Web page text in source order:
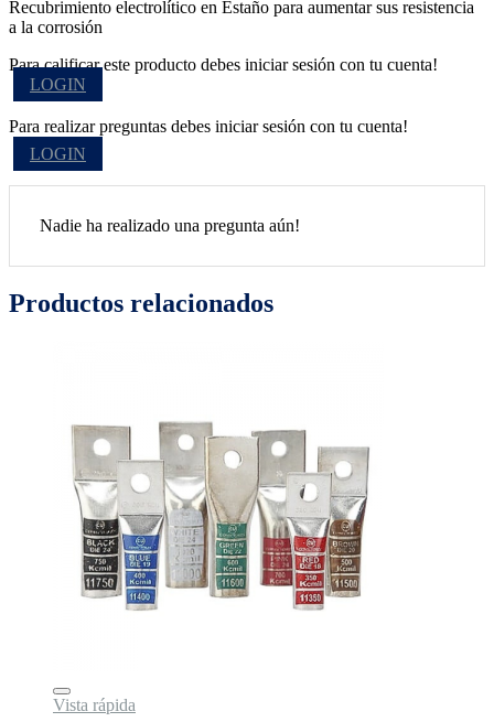
Recubrimiento electrolítico en Estaño para aumentar sus resistencia
a la corrosión
Para calificar este producto debes iniciar sesión con tu cuenta!
LOGIN
Para realizar preguntas debes iniciar sesión con tu cuenta!
LOGIN
Nadie ha realizado una pregunta aún!
Productos relacionados
Vista rápida